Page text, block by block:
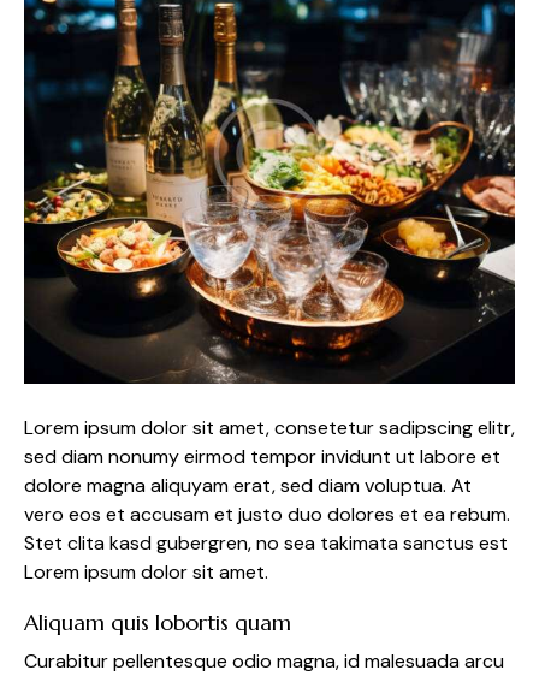
Lorem ipsum dolor sit amet, consetetur sadipscing elitr,
sed diam nonumy eirmod tempor invidunt ut labore et
dolore magna aliquyam erat, sed diam voluptua. At
vero eos et accusam et justo duo dolores et ea rebum.
Stet clita kasd gubergren, no sea takimata sanctus est
Lorem ipsum dolor sit amet.
Aliquam quis lobortis quam
Curabitur pellentesque odio magna, id malesuada arcu